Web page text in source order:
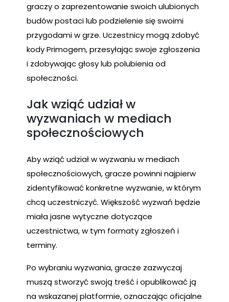
graczy o zaprezentowanie swoich ulubionych
budów postaci lub podzielenie się swoimi
przygodami w grze. Uczestnicy mogą zdobyć
kody Primogem, przesyłając swoje zgłoszenia
i zdobywając głosy lub polubienia od
społeczności.
Jak wziąć udział w
wyzwaniach w mediach
społecznościowych
Aby wziąć udział w wyzwaniu w mediach
społecznościowych, gracze powinni najpierw
zidentyfikować konkretne wyzwanie, w którym
chcą uczestniczyć. Większość wyzwań będzie
miała jasne wytyczne dotyczące
uczestnictwa, w tym formaty zgłoszeń i
terminy.
Po wybraniu wyzwania, gracze zazwyczaj
muszą stworzyć swoją treść i opublikować ją
na wskazanej platformie, oznaczając oficjalne